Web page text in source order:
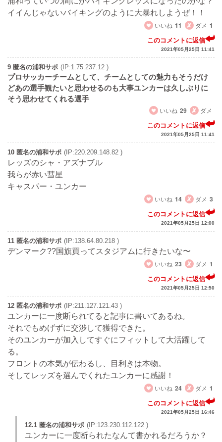
イイんじゃないバイキングのように大暴れしようぜ！！
いいね 11 ダメ 1
このコメントに返信
2021年05月25日 11:41
9 匿名の浦和サポ (IP:1.75.237.12 )
プロサッカーチームとして、チームとしての魅力もそうだけ
どあの選手観たいと思わせるのも大事ユンカーは久しぶりに
そう思わせてくれる選手
いいね 29 ダメ
このコメントに返信
2021年05月25日 11:41
10 匿名の浦和サポ (IP:220.209.148.82 )
レッズのシャ・アズナブル
我らが赤い彗星
キャスパー・ユンカー
いいね 14 ダメ 3
このコメントに返信
2021年05月25日 12:00
11 匿名の浦和サポ (IP:138.64.80.218 )
デンマーク??国旗買ってスタジアムに行きたいな〜
いいね 23 ダメ 1
このコメントに返信
2021年05月25日 12:50
12 匿名の浦和サポ (IP:211.127.121.43 )
ユンカーに一度断られてると記事に書いてあるね。
それでもめげずに交渉して獲得できた。
そのユンカーが加入してすぐにフィットして大活躍して
る。
フロントの本気が伝わるし、目利きは本物。
そしてレッズを選んでくれたユンカーに感謝！
いいね 24 ダメ 1
このコメントに返信
2021年05月25日 16:46
12.1 匿名の浦和サポ (IP:123.230.112.122 )
ユンカーに一度断られたなんて書かれるだろうか？